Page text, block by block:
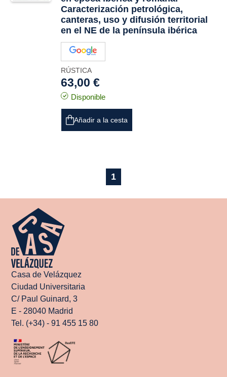
Caracterización petrológica,
canteras, uso y difusión territorial
en el NE de la península ibérica
RÚSTICA
63,00 €
Disponible
Añadir a la cesta
1
Casa de Velázquez
Ciudad Universitaria
C/ Paul Guinard, 3
E - 28040 Madrid
Tel. (+34) - 91 455 15 80